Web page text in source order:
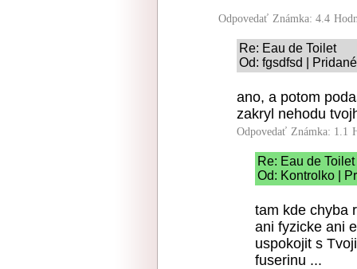
Odpovedať Známka: 4.4
Re: Eau de Toilet
Od: fgsdfsd |
ano, a potom
zakryl nehodu
Odpovedať Známka: 1.1
Re: Eau de Toilet
Od: Kontrolko |
tam kde chyba
ani fyzicke ani
uspokojit s
fuserinu ...